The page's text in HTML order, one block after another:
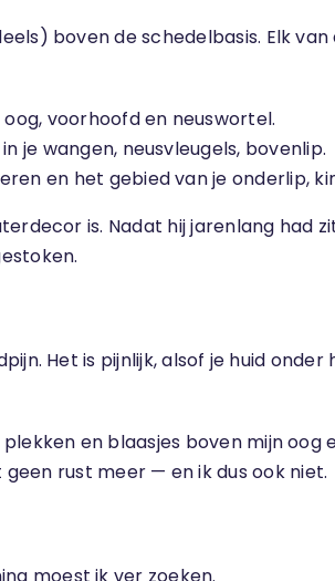
boven de schedelbasis. Elk
voorhoofd en neuswortel.
je wangen, neusvleugels, bovenlip.
en het gebied van je onderlip,
is. Nadat hij jarenlang had
Het is pijnlijk, alsof je huid
en blaasjes boven mijn oog
geen rust meer — en ik dus ook niet.